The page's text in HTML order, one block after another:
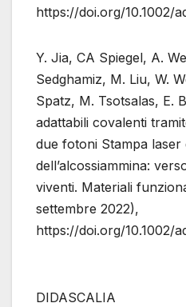
https://doi.org/10.1002/
Y. Jia, CA Spiegel, A.
Sedghamiz, M. Liu, W.
Spatz, M. Tsotsalas, E.
adattabili covalenti
due fotoni Stampa laser
dell’alcossiammina:
viventi. Materiali
settembre 2022),
https://doi.org/10.1002/
DIDASCALIA